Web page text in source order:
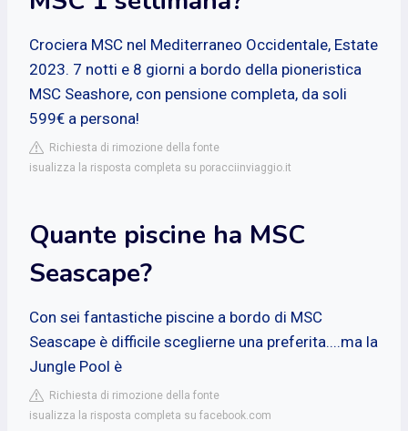
Crociera MSC nel Mediterraneo Occidentale, Estate
2023. 7 notti e 8 giorni a bordo della pioneristica
MSC Seashore, con pensione completa, da soli
599€ a persona!
Richiesta di rimozione della fonte
isualizza la risposta completa su poracciinviaggio.it
Quante piscine ha MSC
Seascape?
Con sei fantastiche piscine a bordo di MSC
Seascape è difficile sceglierne una preferita....ma la
Jungle Pool è
Richiesta di rimozione della fonte
isualizza la risposta completa su facebook.com